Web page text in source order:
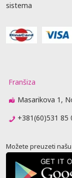
sistema
Franšiza
Masarikova 1,
+381(60)531 85
Možete preuzeti